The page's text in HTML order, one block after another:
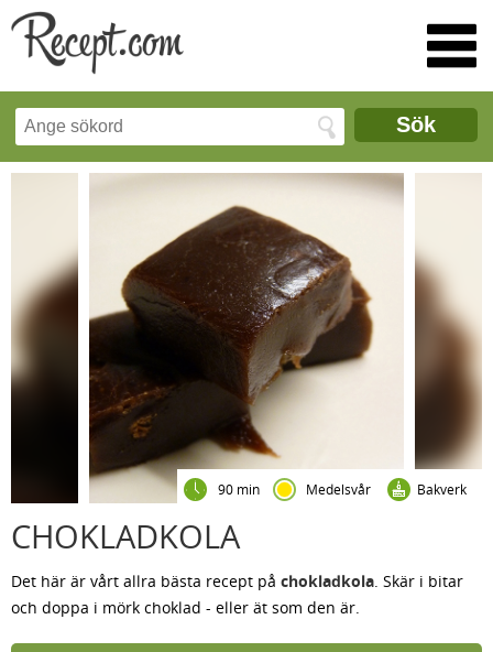
Sök
90 min Medelsvår Bakverk
CHOKLADKOLA
Det här är vårt allra bästa recept på chokladkola. Skär i bitar
och doppa i mörk choklad - eller ät som den är.